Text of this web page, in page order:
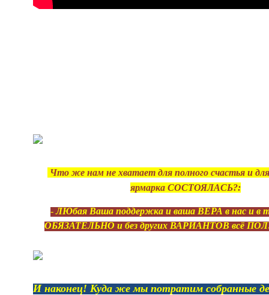
Что же нам не хватает для полного счастья и
ярмарка СОСТОЯЛАСЬ?:
-ЛЮбая Ваша поддержка и ваша ВЕРА в нас и в
ОБЯЗАТЕЛЬНО и без других ВАРИАНТОВ всё
И наконец! Куда же мы потратим собранные